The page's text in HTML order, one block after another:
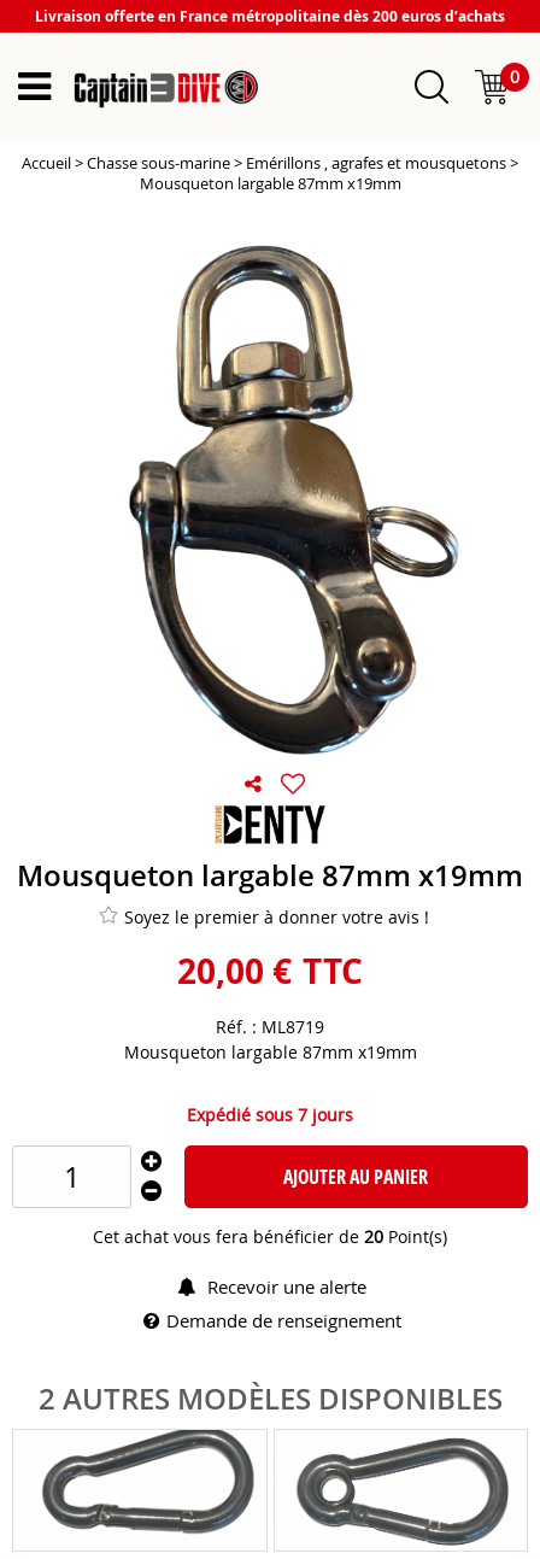
Livraison offerte en France métropolitaine dès 200 euros d’achats
0
Accueil>Chasse sous-marine> Emérillons , agrafes et mousquetons>
Mousqueton largable 87mm x19mm
Mousqueton largable 87mm x19mm
Soyez le premier à donner votre avis !
20,00 € TTC
Réf. : ML8719
Mousqueton largable 87mm x19mm
Expédié sous 7 jours
AJOUTER AU PANIER
Cet achat vous fera bénéficier de 20 Point(s)
Recevoir une alerte
Demande de renseignement
2 AUTRES MODÈLES DISPONIBLES